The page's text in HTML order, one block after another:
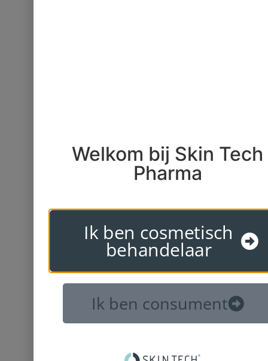
Welkom bij Skin Tech
Pharma
Ik ben cosmetisch
behandelaar
Ik ben consument